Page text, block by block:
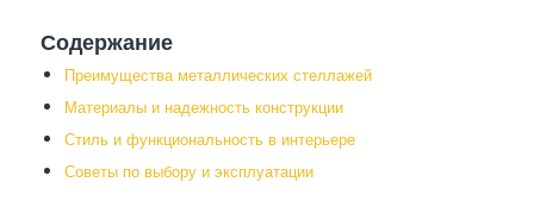
Содержание
Преимущества металлических стеллажей
Материалы и надежность конструкции
Стиль и функциональность в интерьере
Советы по выбору и эксплуатации